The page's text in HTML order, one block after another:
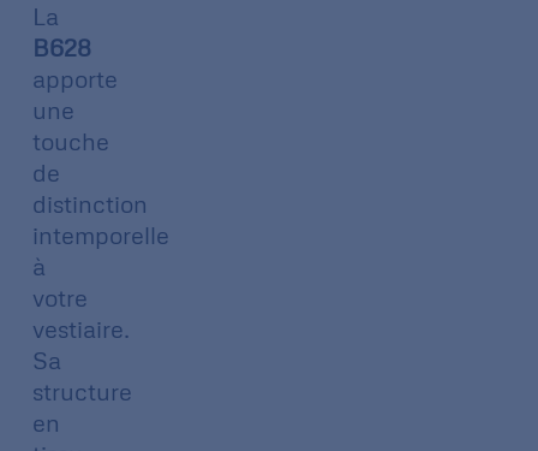
La
B628
apporte
une
touche
de
distinction
intemporelle
à
votre
vestiaire.
Sa
structure
en